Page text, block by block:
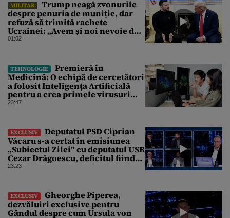
MILITAR
Trump neagă zvonurile
despre penuria de muniție, dar
refuză să trimită rachete
Ucrainei: „Avem și noi nevoie de
rachete”
01:02
TEHNOLOGIE
Premieră în
Medicină: O echipă de cercetători
a folosit Inteligența Artificială
pentru a crea primele virusuri
sintetice la tratarea de E.coli
23:47
EXCLUSIV
Deputatul PSD Ciprian
Văcaru s-a certat în emisiunea
„Subiectul Zilei” cu deputatul USR
Cezar Drăgoescu, deficitul fiind
motivul scandalului
23:23
EXCLUSIV
Gheorghe Piperea,
dezvăluiri exclusive pentru
Gândul despre cum Ursula von